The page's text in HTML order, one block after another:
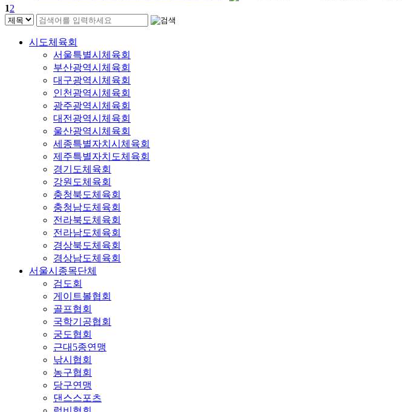
12
시도체육회
서울특별시체육회
부산광역시체육회
대구광역시체육회
인천광역시체육회
광주광역시체육회
대전광역시체육회
울산광역시체육회
세종특별자치시체육회
제주특별자치도체육회
경기도체육회
강원도체육회
충청북도체육회
충청남도체육회
전라북도체육회
전라남도체육회
경상북도체육회
경상남도체육회
서울시종목단체
검도회
게이트볼협회
골프협회
국학기공협회
궁도협회
근대5종연맹
낚시협회
농구협회
당구연맹
댄스스포츠